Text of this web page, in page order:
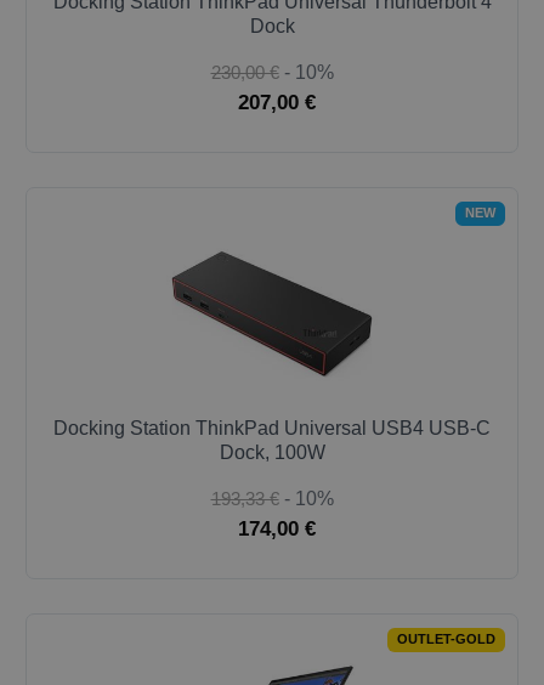
Dock
230,00 € - 10%
207,00 €
NEW
Docking Station ThinkPad Universal USB4 USB-C
Dock, 100W
193,33 € - 10%
174,00 €
OUTLET-GOLD